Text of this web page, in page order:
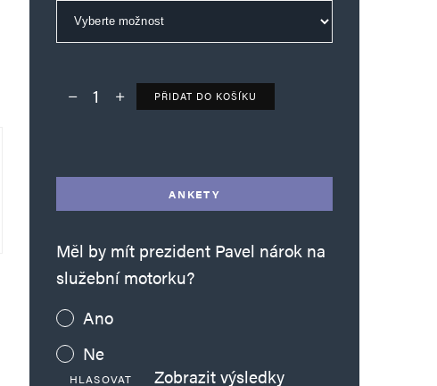
Deník TO – verze bez reklam množství
PŘIDAT DO KOŠÍKU
ANKETY
Měl by mít prezident Pavel nárok na
služební motorku?
Ano
Ne
HLASOVAT Zobrazit výsledky